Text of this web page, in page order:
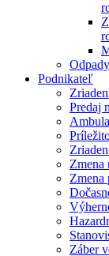
Odpady
Podnikateľ
Predaj
Zmena
Zmena
Záber